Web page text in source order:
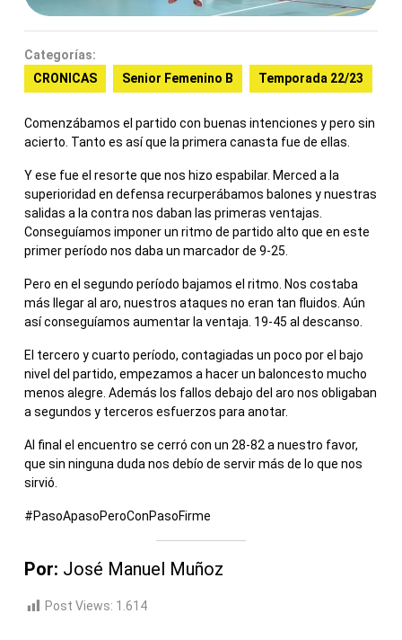
Categorías:
CRONICAS
Senior Femenino B Temporada 22/23
Comenzábamos el partido con buenas intenciones y pero sin
acierto. Tanto es así que la primera canasta fue de ellas.
Y ese fue el resorte que nos hizo espabilar. Merced a la
superioridad en defensa recurperábamos balones y nuestras
salidas a la contra nos daban las primeras ventajas.
Conseguíamos imponer un ritmo de partido alto que en este
primer período nos daba un marcador de 9-25.
Pero en el segundo período bajamos el ritmo. Nos costaba
más llegar al aro, nuestros ataques no eran tan fluidos. Aún
así conseguíamos aumentar la ventaja. 19-45 al descanso.
El tercero y cuarto período, contagiadas un poco por el bajo
nivel del partido, empezamos a hacer un baloncesto mucho
menos alegre. Además los fallos debajo del aro nos obligaban
a segundos y terceros esfuerzos para anotar.
Al final el encuentro se cerró con un 28-82 a nuestro favor,
que sin ninguna duda nos debío de servir más de lo que nos
sirvió.
#PasoApasoPeroConPasoFirme
Por: José Manuel Muñoz
Post Views: 1.614